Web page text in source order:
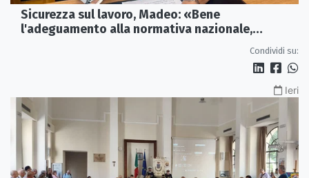
Sicurezza sul lavoro, Madeo: «Bene
l'adeguamento alla normativa nazionale,
Condividi su:
Ieri